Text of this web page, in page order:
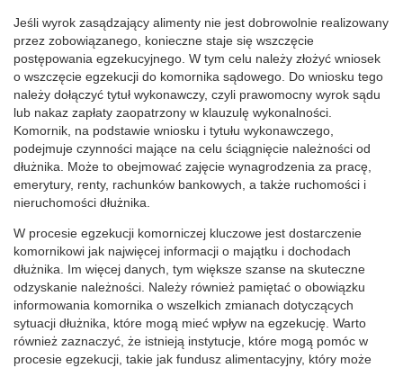
Jeśli wyrok zasądzający alimenty nie jest dobrowolnie realizowany
przez zobowiązanego, konieczne staje się wszczęcie
postępowania egzekucyjnego. W tym celu należy złożyć wniosek
o wszczęcie egzekucji do komornika sądowego. Do wniosku tego
należy dołączyć tytuł wykonawczy, czyli prawomocny wyrok sądu
lub nakaz zapłaty zaopatrzony w klauzulę wykonalności.
Komornik, na podstawie wniosku i tytułu wykonawczego,
podejmuje czynności mające na celu ściągnięcie należności od
dłużnika. Może to obejmować zajęcie wynagrodzenia za pracę,
emerytury, renty, rachunków bankowych, a także ruchomości i
nieruchomości dłużnika.
W procesie egzekucji komorniczej kluczowe jest dostarczenie
komornikowi jak najwięcej informacji o majątku i dochodach
dłużnika. Im więcej danych, tym większe szanse na skuteczne
odzyskanie należności. Należy również pamiętać o obowiązku
informowania komornika o wszelkich zmianach dotyczących
sytuacji dłużnika, które mogą mieć wpływ na egzekucję. Warto
również zaznaczyć, że istnieją instytucje, które mogą pomóc w
procesie egzekucji, takie jak fundusz alimentacyjny, który może